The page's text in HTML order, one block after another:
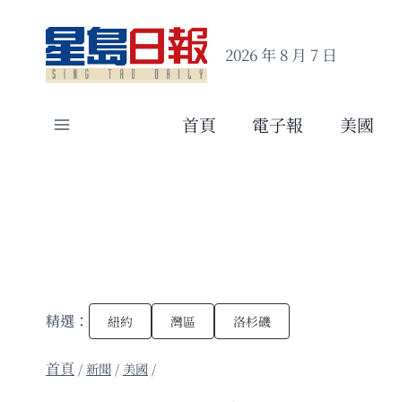
content
2026 年 8 月 7 日
首頁 電子報 美國
精選： 紐約 灣區 洛杉磯
/新聞 / 美國 /